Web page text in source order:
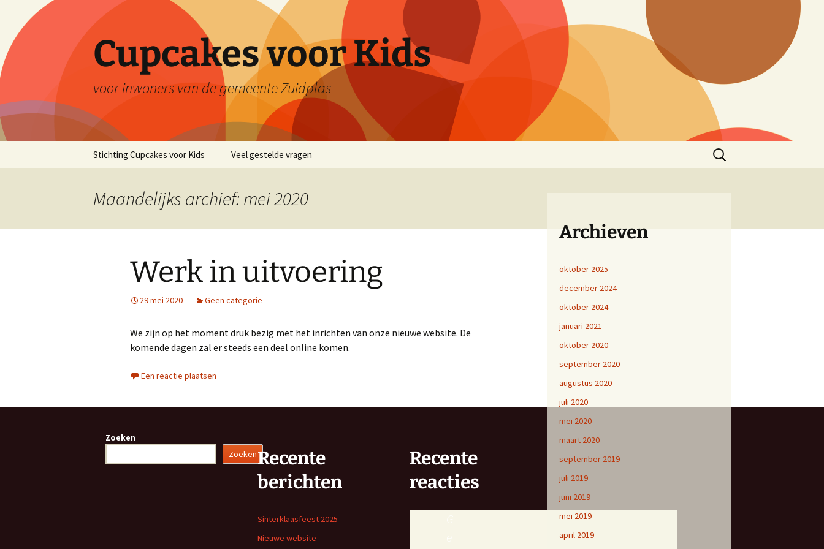
inhoud
Cupcakes voor Kids
voor inwoners van de gemeente Zuidplas
Stichting Cupcakes voor Kids Veel gestelde vragen
Zoeken
naar:
Maandelijks archief: mei 2020
Werk in uitvoering
29 mei 2020 Geen categorie
We zijn op het moment druk bezig met het inrichten van onze nieuwe website. De
komende dagen zal er steeds een deel online komen.
Een reactie plaatsen
Archieven
oktober 2025
december 2024
oktober 2024
januari 2021
oktober 2020
september 2020
augustus 2020
juli 2020
mei 2020
maart 2020
september 2019
juli 2019
juni 2019
mei 2019
april 2019
Zoeken
ZoekenRecente
berichten
Sinterklaasfeest 2025
Nieuwe website
Recente
reacties